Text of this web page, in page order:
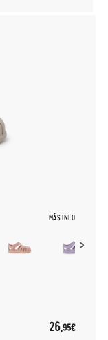
MÁS INFO
26,95€